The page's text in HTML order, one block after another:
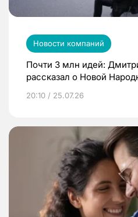
Новости компаний
Почти 3 млн идей:
рассказал о Новой
20:10 / 25.07.26